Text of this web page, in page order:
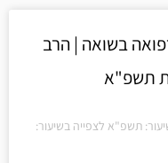
בשואה | הרב
תשפ"א
תשפ"א לצפייה בשיעור: